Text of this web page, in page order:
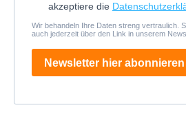
akzeptiere die
Wir behandeln Ihre Daten streng vertraulich.
auch jederzeit über den Link in unserem
Newsletter hier abonnieren